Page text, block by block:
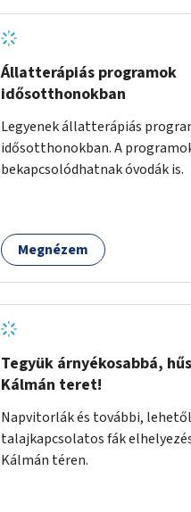
Állatterápiás programok
idősotthonokban
Legyenek állatterápiás
idősotthonokban. A
bekapcsolódhatnak óvodák is.
Megnézem
Tegyük árnyékosabbá,
Kálmán teret!
Napvitorlák és további,
talajkapcsolatos fák
Kálmán téren.